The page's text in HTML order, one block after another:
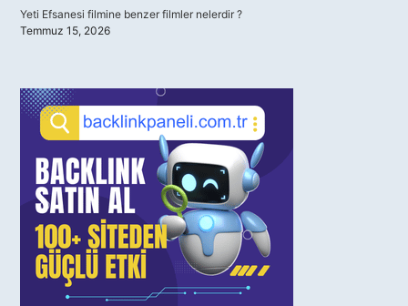
Yeti Efsanesi filmine benzer filmler nelerdir ?
Temmuz 15, 2026